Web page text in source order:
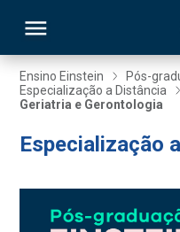
Ensino Einstein Pós-
Especialização a Distância
Geriatria e Gerontologia
Especialização